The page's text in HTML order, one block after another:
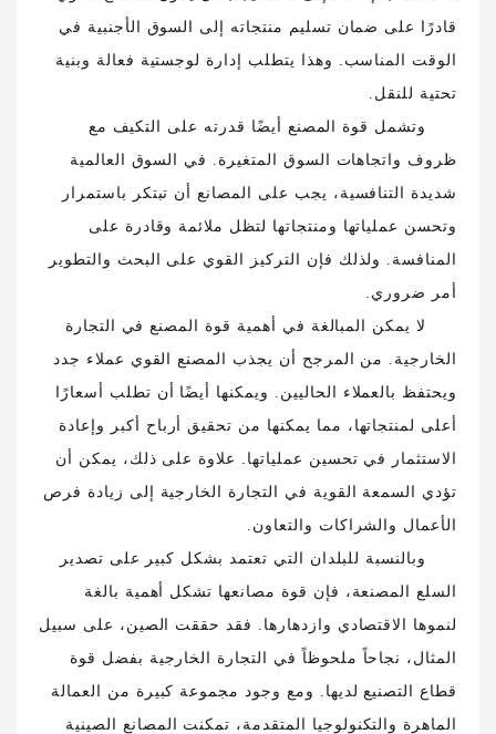
قادرًا على ضمان تسليم منتجاته إلى السوق الأجنبية في
الوقت المناسب. وهذا يتطلب إدارة لوجستية فعالة وبنية
تحتية للنقل.
وتشمل قوة المصنع أيضًا قدرته على التكيف مع
ظروف واتجاهات السوق المتغيرة. في السوق العالمية
شديدة التنافسية، يجب على المصانع أن تبتكر باستمرار
وتحسن عملياتها ومنتجاتها لتظل ملائمة وقادرة على
المنافسة. ولذلك فإن التركيز القوي على البحث والتطوير
أمر ضروري.
لا يمكن المبالغة في أهمية قوة المصنع في التجارة
الخارجية. من المرجح أن يجذب المصنع القوي عملاء جدد
ويحتفظ بالعملاء الحاليين. ويمكنها أيضًا أن تطلب أسعارًا
أعلى لمنتجاتها، مما يمكنها من تحقيق أرباح أكبر وإعادة
الاستثمار في تحسين عملياتها. علاوة على ذلك، يمكن أن
تؤدي السمعة القوية في التجارة الخارجية إلى زيادة فرص
الأعمال والشراكات والتعاون.
وبالنسبة للبلدان التي تعتمد بشكل كبير على تصدير
السلع المصنعة، فإن قوة مصانعها تشكل أهمية بالغة
لنموها الاقتصادي وازدهارها. فقد حققت الصين، على سبيل
المثال، نجاحاً ملحوظاً في التجارة الخارجية بفضل قوة
قطاع التصنيع لديها. ومع وجود مجموعة كبيرة من العمالة
الماهرة والتكنولوجيا المتقدمة، تمكنت المصانع الصينية